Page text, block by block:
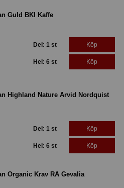
Guld BKI Kaffe
Del: 1 st Köp
Hel: 6 st Köp
Highland Nature Arvid Nordquist
Del: 1 st Köp
Hel: 6 st Köp
Organic Krav RA Gevalia